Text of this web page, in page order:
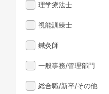
理学療法士
視能訓練士
鍼灸師
一般事務/管理部門
総合職/新卒/その他